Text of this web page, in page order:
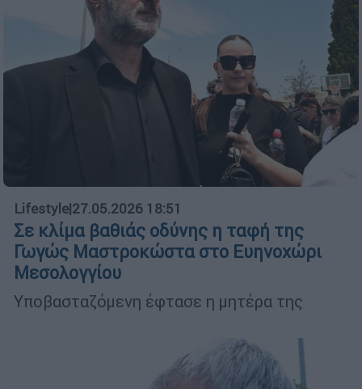
Lifestyle|27.05.2026 18:51
Σε κλίμα βαθιάς οδύνης η ταφή της
Γωγώς Μαστροκώστα στο Ευηνοχώρι
Μεσολογγίου
Υποβασταζόμενη έφτασε η μητέρα της